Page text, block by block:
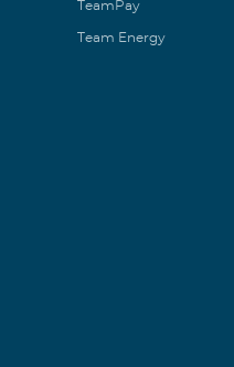
TeamPay
Team Energy